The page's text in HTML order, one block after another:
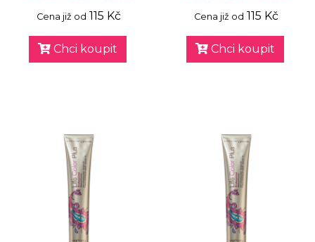
Cena již od 115 Kč
Chci koupit
Cena již od 115 Kč
Chci koupit